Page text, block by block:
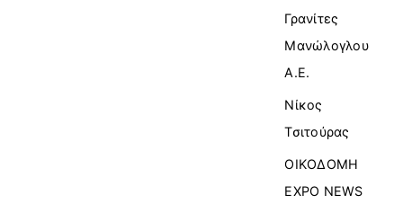
Γρανίτες
Μανώλογλου
Α.Ε.
Νίκος
Τσιτούρας
ΟΙΚΟΔΟΜΗ
EXPO NEWS